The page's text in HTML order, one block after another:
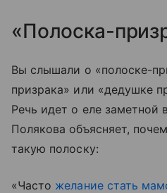
«Полоска-
Вы слышали о «полоске-
призрака» или «дедушке
Речь идет о еле заметной
Полякова объясняет,
такую полоску:
«Часто желание стать